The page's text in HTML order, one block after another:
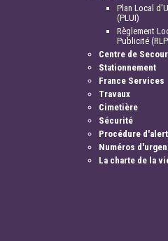
Plan Local
(PLUI)
Règlement
Publicité
Centre de
Stationnement
France Services
Travaux
Cimetière
Sécurité
Procédure
Numéros
La charte de la